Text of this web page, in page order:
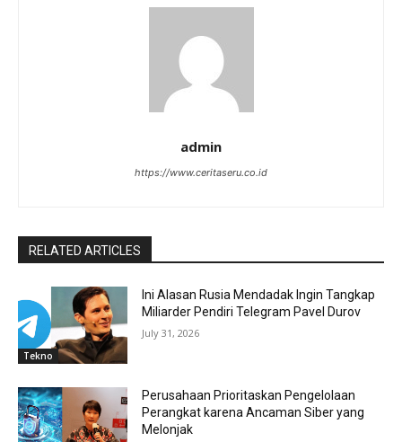
admin
https://www.ceritaseru.co.id
RELATED ARTICLES
Tekno
Ini Alasan Rusia Mendadak Ingin Tangkap
Miliarder Pendiri Telegram Pavel Durov
July 31, 2026
Perusahaan Prioritaskan Pengelolaan
Perangkat karena Ancaman Siber yang
Melonjak